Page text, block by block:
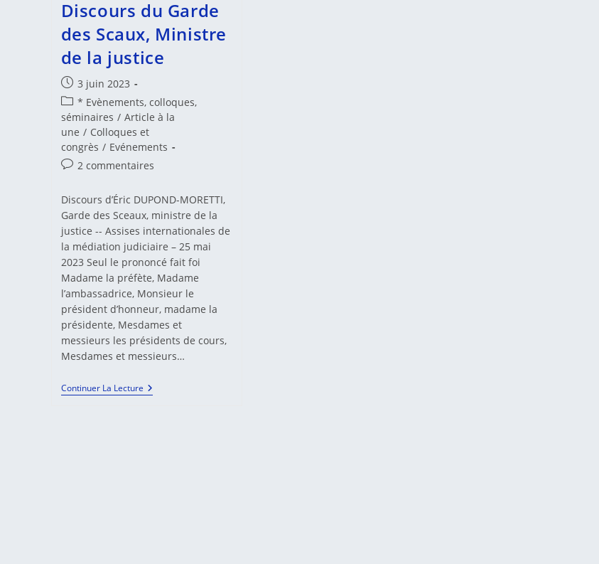
Discours du Garde
des Scaux, Ministre
de la justice
Publication
publiée :
3 juin 2023
Post
category:
* Evènements, colloques,
séminaires / Article à la
une / Colloques et
congrès / Evénements
Commentaires
la
publication :
2 commentaires
Discours d’Éric DUPOND-MORETTI,
Garde des Sceaux, ministre de la
justice -- Assises internationales de
la médiation judiciaire – 25 mai
2023 Seul le prononcé fait foi
Madame la préfète, Madame
l’ambassadrice, Monsieur le
président d’honneur, madame la
présidente, Mesdames et
messieurs les présidents de cours,
Mesdames et messieurs…
Continuer La LectureIXes
Assises